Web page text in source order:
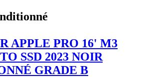
APPLE PRO 16' M3
SSD 2023 NOIR
GRADE B